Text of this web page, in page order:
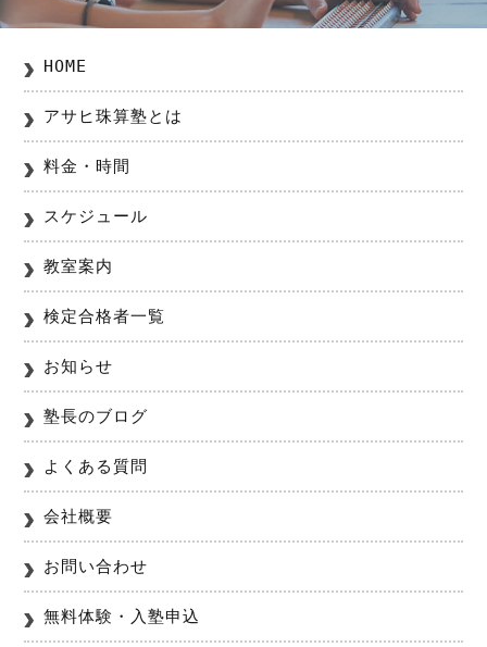
HOME
アサヒ珠算塾とは
料金・時間
スケジュール
教室案内
検定合格者一覧
お知らせ
塾長のブログ
よくある質問
会社概要
お問い合わせ
無料体験・入塾申込